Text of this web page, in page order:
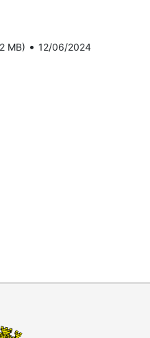
MB) • 12/06/2024